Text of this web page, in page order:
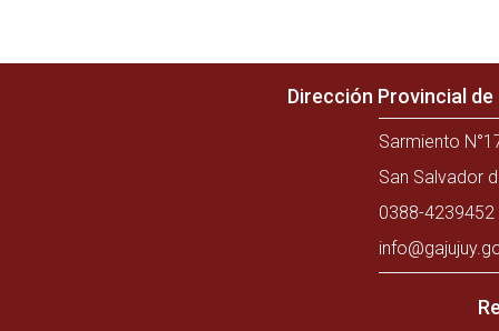
Dirección Provincial
Sarmiento
San Salvador
0388-